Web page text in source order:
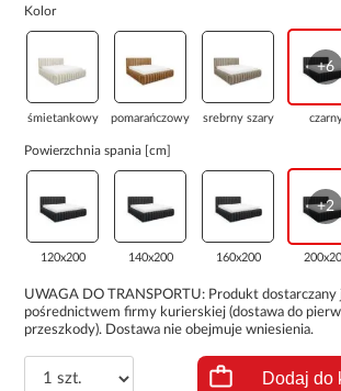
Kolor
śmietankowy pomarańczowy srebrny szary
+6
Powierzchnia spania [cm]
120x200 140x200 160x200
+2
UWAGA DO TRANSPORTU: Produkt dostarczany
pośrednictwem firmy kurierskiej (dostawa do
przeszkody). Dostawa nie obejmuje wniesienia.
Dodaj do